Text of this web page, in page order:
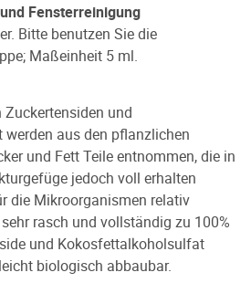
Fensterreinigung
Bitte benutzen Sie die
Maßeinheit 5 ml.
und
aus den pflanzlichen
und Fett Teile entnommen, die in
jedoch voll erhalten
die Mikroorganismen relativ
rasch und vollständig zu 100%
und Kokosfettalkoholsulfat
biologisch abbaubar.